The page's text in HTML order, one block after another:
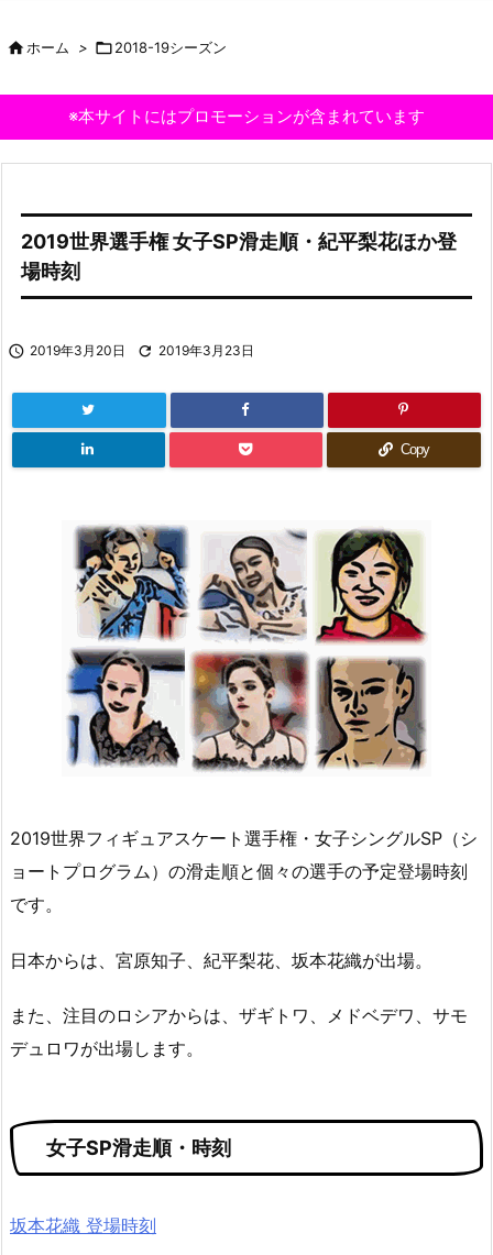
ホーム > 2018-19シーズン
※本サイトにはプロモーションが含まれています
2019世界選手権 女子SP滑走順・紀平梨花ほか登
場時刻
 2019年3月20日  2019年3月23日
Copy
2019世界フィギュアスケート選手権・女子シングルSP（シ
ョートプログラム）の滑走順と個々の選手の予定登場時刻
です。
日本からは、宮原知子、紀平梨花、坂本花織が出場。
また、注目のロシアからは、ザギトワ、メドベデワ、サモ
デュロワが出場します。
女子SP滑走順・時刻
坂本花織 登場時刻